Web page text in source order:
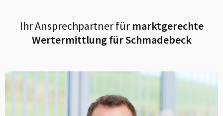
Ihr Ansprechpartner fürmarktgerechte
Wertermittlung fürSchmadebeck